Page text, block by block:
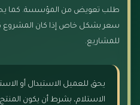
طلب تعويض من المؤسسة. كما
سعر بشكل خاص إذا كان المشروع
للمشاريع.
الاستلام، بشرط أن يكون المنتج